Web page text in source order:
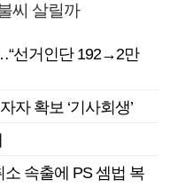
씨 살릴까
선거인단 192→2만
자 확보 ‘기사회생’
속출에 PS 셈법 복